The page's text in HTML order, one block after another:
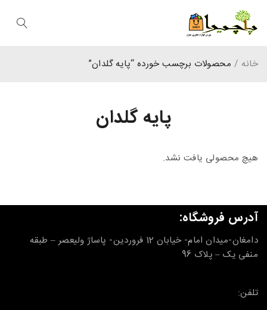
پایه گلدان
خانه / محصولات برچسب خورده “پایه گلدان”
هیچ محصولی یافت نشد.
آدرس فروشگاه:
دامغان-میدان امام- خیابان 12 فروردین- پاساژ ولیعصر – طبقه
منفی یک – پلاک 96
تلفن: